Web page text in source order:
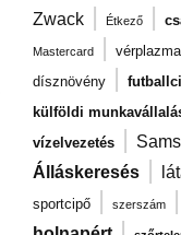
Zwack | Étkező |
Mastercard | vérplazma
dísznövény |
külföldi
vízelvezetés |
Álláskeresés |
sportcipő | szerszám |